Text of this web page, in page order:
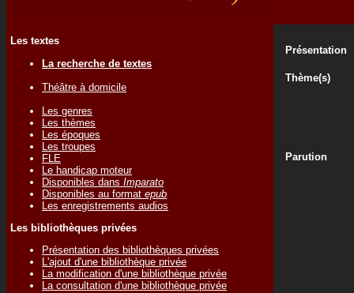
Les textes
La recherche de textes
Théâtre à domicile
Les genres
Les thèmes
Les époques
Les troupes
FLE
Le handicap moteur
Disponibles dans Imparato
Disponibles au format epub
Les enregistrements audios
Les bibliothèques privées
Présentation des bibliothèques privées
L'ajout d'une bibliothèque privée
La modification d'une bibliothèque privée
La consultation d'une bibliothèque privée
Présentation
Thème(s)
Parution